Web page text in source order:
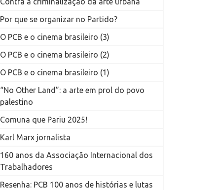
Por que se organizar no Partido?
O PCB e o cinema brasileiro (3)
O PCB e o cinema brasileiro (2)
O PCB e o cinema brasileiro (1)
“No Other Land”: a arte em prol do povo
palestino
Comuna que Pariu 2025!
Karl Marx jornalista
160 anos da Associação Internacional dos
Trabalhadores
Resenha: PCB 100 anos de histórias e lutas